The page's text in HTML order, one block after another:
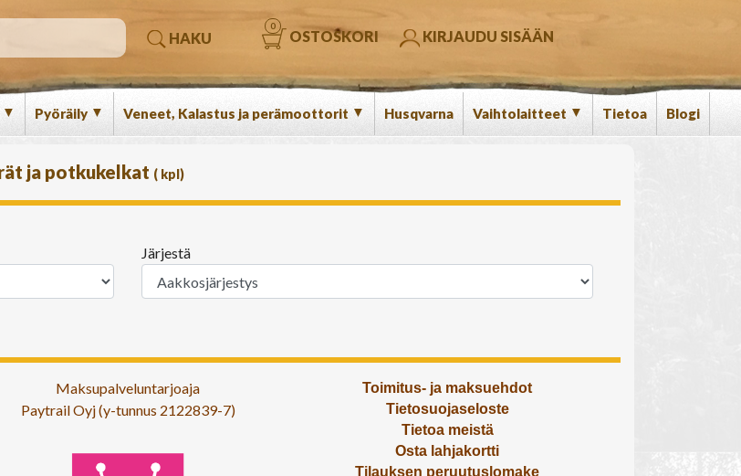
HAKU OSTOSKORI
0
KIRJAUDU SISÄÄN
▼ Pyöräily ▼ Veneet, Kalastus ja perämoottorit ▼ Husqvarna Vaihtolaitteet ▼ Tietoa Blogi
ja potkukelkat ( kpl)
Järjestä
Maksupalveluntarjoaja
Paytrail Oyj (y-tunnus 2122839-7)
Toimitus- ja maksuehdot
Tietosuojaseloste
Tietoa meistä
Osta lahjakortti
Tilauksen peruutuslomake